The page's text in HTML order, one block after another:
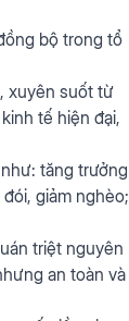
bộ trong tổ
xuyên suốt từ
tế hiện đại,
tăng trưởng
giảm nghèo;
triệt nguyên
an toàn và